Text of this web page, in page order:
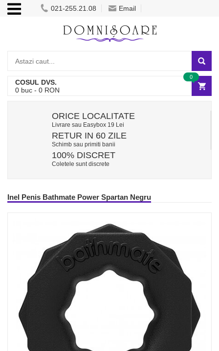
021-255.21.08 Email
COSUL DVS.
0 buc - 0 RON
0
ORICE LOCALITATE
Livrare sau Easybox 19 Lei
RETUR IN 60 ZILE
Schimb sau primiti banii
100% DISCRET
Coletele sunt discrete
Inel Penis Bathmate Power Spartan Negru